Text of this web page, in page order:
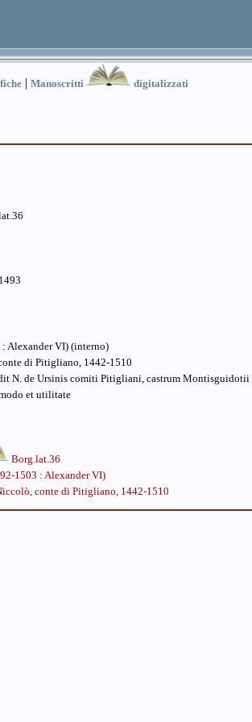
| Manoscritti
digitalizzati
Alexander VI) (interno)
di Pitigliano, 1442-1510
N. de Ursinis comiti Pitigliani, castrum
et utilitate
Borg.lat.36
1503 : Alexander VI)
conte di Pitigliano, 1442-1510